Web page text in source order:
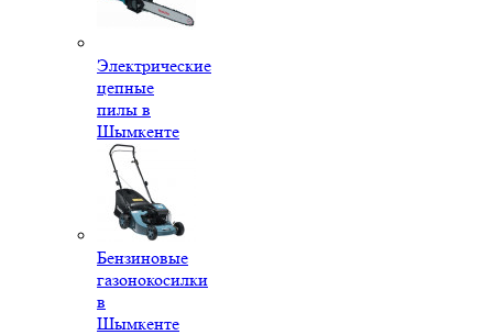
Электрические
цепные
пилы в
Шымкенте
Бензиновые
газонокосилки
в
Шымкенте